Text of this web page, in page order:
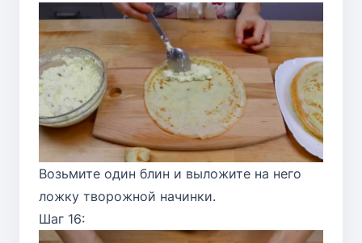
Возьмите один блин и выложите на него
ложку творожной начинки.
Шаг 16: